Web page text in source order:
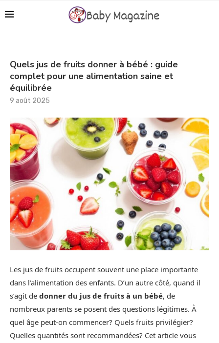
Quels jus de fruits donner à bébé : guide
complet pour une alimentation saine et
équilibrée
9 août 2025
Les jus de fruits occupent souvent une place importante
dans l’alimentation des enfants. D’un autre côté, quand il
s’agit de donner du jus de fruits à un bébé, de
nombreux parents se posent des questions légitimes. À
quel âge peut-on commencer? Quels fruits privilégier?
Quelles quantités sont recommandées? Cet article vous